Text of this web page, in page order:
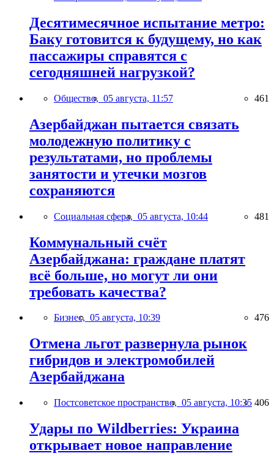
Десятимесячное испытание метро:
Баку готовится к будущему, но как
пассажиры справятся с
сегодняшней нагрузкой?
Общество, 05 августа, 11:57 461
Азербайджан пытается связать
молодежную политику с
результатами, но проблемы
занятости и утечки мозгов
сохраняются
Социальная сфера, 05 августа, 10:44 481
Коммунальный счёт
Азербайджана: граждане платят
всё больше, но могут ли они
требовать качества?
Бизнес, 05 августа, 10:39 476
Отмена льгот развернула рынок
гибридов и электромобилей
Азербайджана
Постсоветское пространство, 05 августа, 10:35 406
Удары по Wildberries: Украина
открывает новое направление